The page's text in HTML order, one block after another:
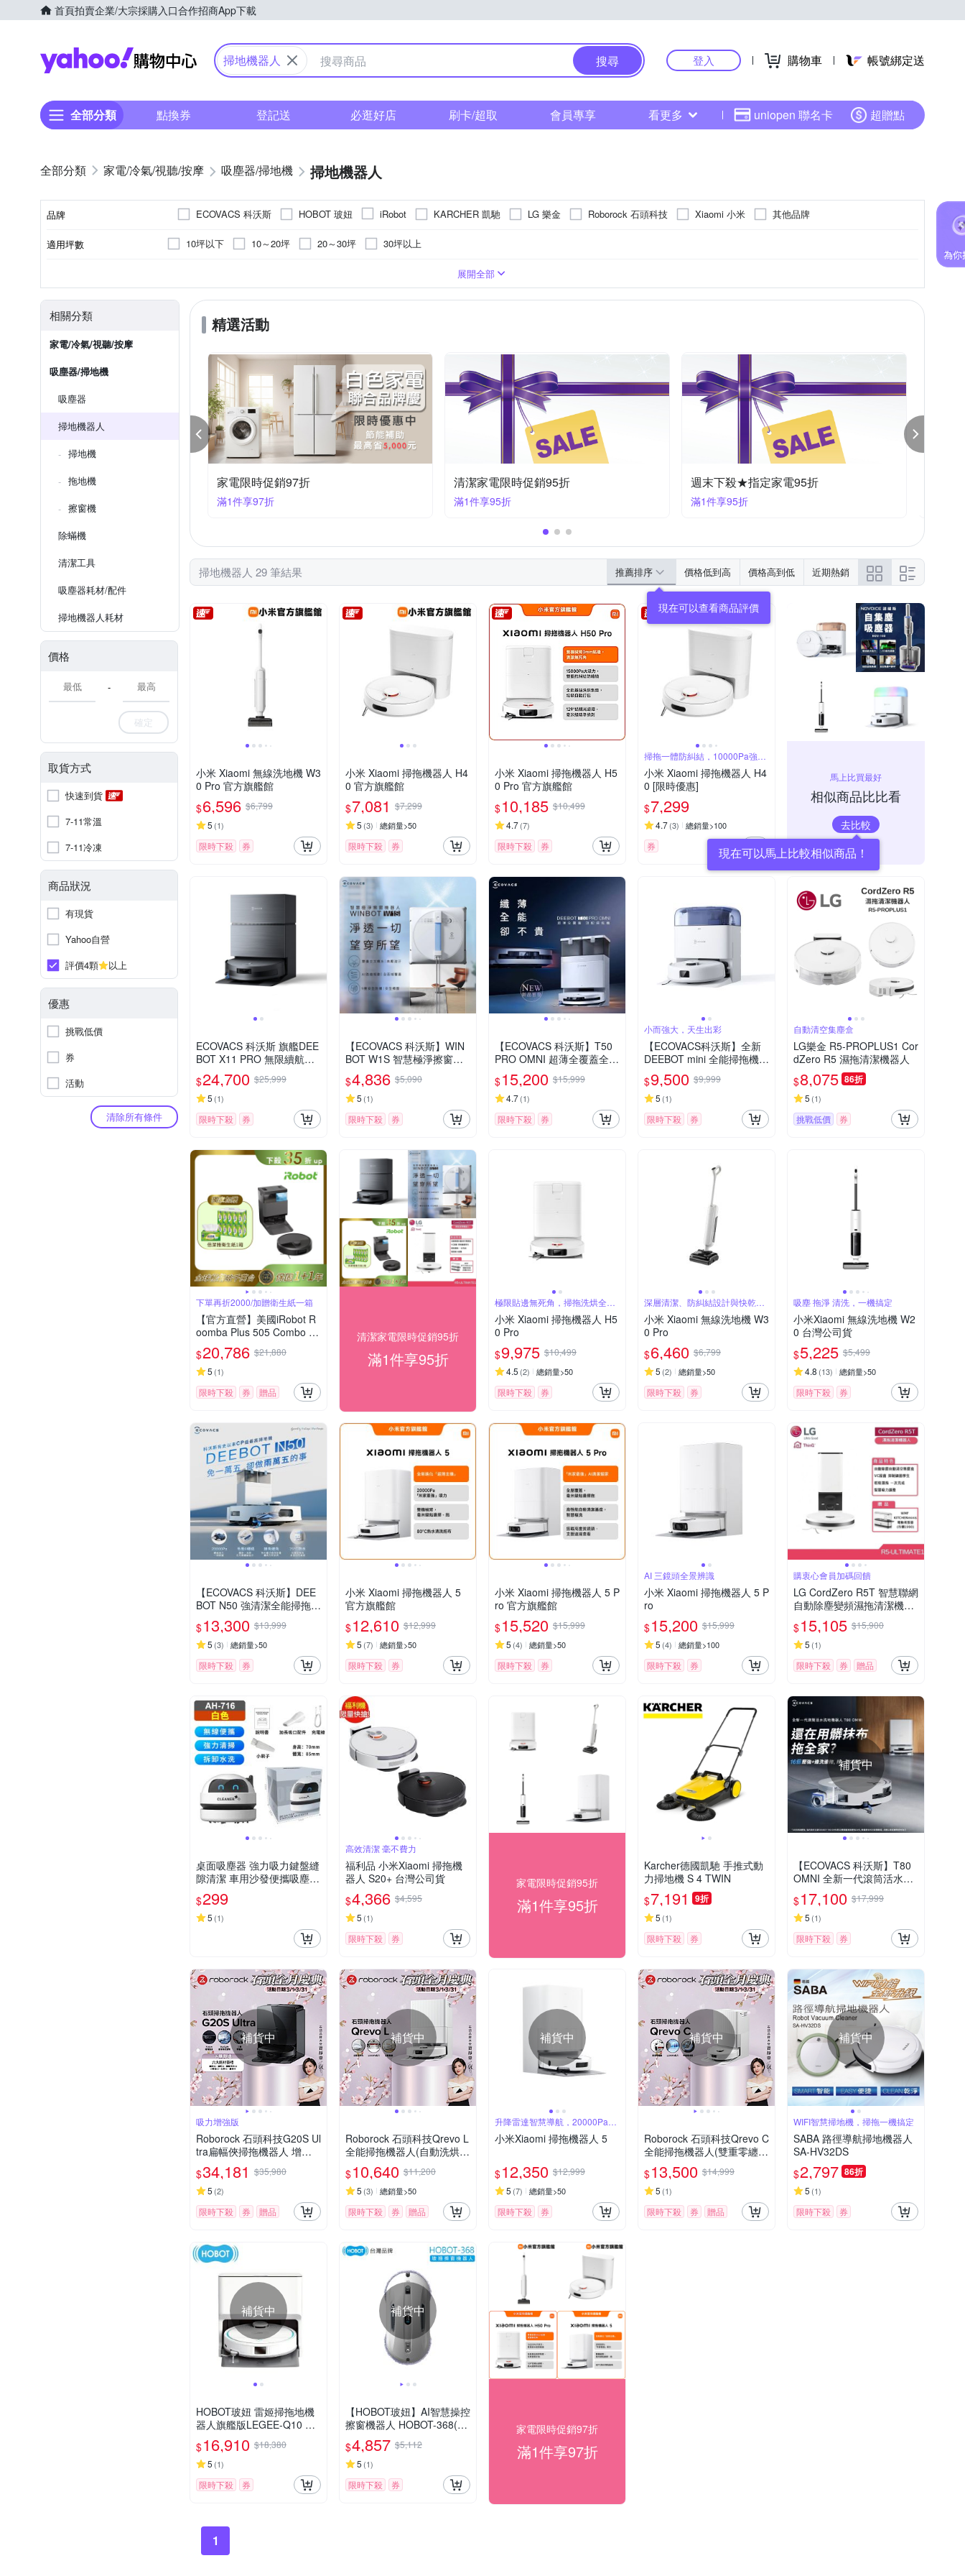
首頁拍賣企業/大宗採購入口合作招商App下載
Yahoo購物中心
掃地機器人 搜尋 登入 購物車 帳號綁定送
全部分類 點換券 登記送 必逛好店 刷卡/超取 會員專享 看更多 uniopen 聯名卡 超贈點
家電/冷氣/視聽/按摩 吸塵器/掃地機 掃地機器人
品牌 ECOVACS 科沃斯 HOBOT 玻妞 iRobot KARCHER 凱馳 LG 樂金 Roborock 石頭科技 Xiaomi 小米 其他品牌
適用坪數 10坪以下 10～20坪 20～30坪 30坪以上
沿牆走 Z字型
展開全部
相關分類
家電/冷氣/視聽/按摩
吸塵器/掃地機
吸塵器
掃地機器人
掃地機
拖地機
擦窗機
除蟎機
清潔工具
吸塵器耗材/配件
掃地機器人耗材
價格
-
確定
取貨方式
快速到貨
7-11常溫
7-11冷凍
商品狀況
有現貨
Yahoo自營
評價4顆
以上
優惠
挑戰低價
券
活動
清除所有條件
精選活動
殺★指定家電95折 清潔家電限時促銷85折
滿1件享85折
家電限時促銷95折
滿1件享95折
清潔家電限時促銷9折
滿1件享9折
掃地機器人 29 筆結果 推薦排序 價格低到高 價格高到低 近期熱銷
小米 Xiaomi 無線洗地機 W3
0 Pro 官方旗艦館
$6,596 $6,799
5 (1)
限時下殺 券
小米 Xiaomi 掃拖機器人 H4
0 官方旗艦館
$7,081 $7,299
5 (3) 總銷量>50
限時下殺 券
小米 Xiaomi 掃拖機器人 H5
0 Pro 官方旗艦館
$10,185 $10,499
4.7(7)
限時下殺 券
掃拖一體防糾結，10000Pa強勁
吸塵
小米 Xiaomi 掃拖機器人 H4
0 [限時優惠]
$7,299
4.7(3) 總銷量>100
券
馬上比買最好
相似商品比比看
去比較
現在可以馬上比較相似商品！
ECOVACS 科沃斯 旗艦DEE
BOT X11 PRO 無限續航滾
筒洗地機器人
$24,700 $25,999
5 (1)
限時下殺 券
【ECOVACS 科沃斯】WIN
BOT W1S 智慧極淨擦窗機
器人
$4,836 $5,090
5 (1)
限時下殺 券
【ECOVACS 科沃斯】T50
PRO OMNI 超薄全覆蓋全能
旗艦掃拖機器人
$15,200 $15,999
4.7(1)
限時下殺 券
小而強大，天生出彩
【ECOVACS科沃斯】全新
DEEBOT mini 全能掃拖機器
人(超小機身/全能基站/毛髮
不纏繞/靜音清潔）
$9,500 $9,999
5 (1)
限時下殺 券
自動清空集塵盒
LG樂金 R5-PROPLUS1 Cor
dZero R5 濕拖清潔機器人
$8,075 86折
5 (1)
挑戰低價 券
下單再折2000/加贈衛生紙一箱
【官方直營】美國iRobot R
oomba Plus 505 Combo 全
能熱旋風延邊掃拖機器人 總
代理保固1+1年
$20,786 $21,880
5 (1)
限時下殺 券 贈品
清潔家電限時促銷95折
滿1件享95折
極限貼邊無死角，掃拖洗烘全能
清潔
小米 Xiaomi 掃拖機器人 H5
0 Pro
$9,975 $10,499
4.5 (2) 總銷量>50
限時下殺 券
深層清潔、防糾結設計與快乾效
果
小米 Xiaomi 無線洗地機 W3
0 Pro
$6,460 $6,799
5 (2) 總銷量>50
限時下殺 券
吸塵 拖淨 清洗，一機搞定
小米Xiaomi 無線洗地機 W2
0 台灣公司貨
$5,225 $5,499
4.8 (13) 總銷量>50
限時下殺 券
【ECOVACS 科沃斯】DEE
BOT N50 強清潔全能掃拖機
器人(20000Pa/雙恆貼邊/全
能基站)
$13,300 $13,999
5 (3) 總銷量>50
限時下殺 券
小米 Xiaomi 掃拖機器人 5
官方旗艦館
$12,610 $12,999
5 (7) 總銷量>50
限時下殺 券
小米 Xiaomi 掃拖機器人 5 P
ro 官方旗艦館
$15,520 $15,999
5 (4) 總銷量>50
限時下殺 券
AI 三鏡頭全景辨識
小米 Xiaomi 掃拖機器人 5 P
ro
$15,200 $15,999
5 (4) 總銷量>100
限時下殺 券
購衷心會員加碼回饋
LG CordZero R5T 智慧聯網
自動除塵變頻濕拖清潔機器
人 R5-ULTIMATE1 贈好禮
$15,105 $15,900
5 (1)
限時下殺 券 贈品
桌面吸塵器 強力吸力鍵盤縫
隙清潔 車用沙發便攜吸塵器
學生辦公清潔神器 迷你無線
USB充電款
$299
5 (1)
高效清潔 毫不費力
福利品 小米Xiaomi 掃拖機
器人 S20+ 台灣公司貨
$4,366 $4,595
5 (1)
限時下殺 券
家電限時促銷95折
滿1件享95折
Karcher德國凱馳 手推式動
力掃地機 S 4 TWIN
$7,191 9折
5 (1)
限時下殺 券
補貨中
【ECOVACS 科沃斯】T80
OMNI 全新一代滾筒活水洗
地機器人 (邊洗邊拖/16倍壓
強/無縫貼邊)
$17,100 $17,999
5 (1)
限時下殺 券
補貨中
吸力增強版
Roborock 石頭科技G20S Ul
tra扁幅俠掃拖機器人 增強
版(7.98超薄/星陣導航/零纏
繞/底盤升降/恆濕拖地/80度
熱水洗/22000PA)
$34,181 $35,980
5 (2)
限時下殺 券 贈品
補貨中
Roborock 石頭科技Qrevo L
全能掃拖機器人(自動洗烘拖
布/自動集塵/10000Pa吸力/
零纏繞邊刷)
$10,640 $11,200
5 (3) 總銷量>50
限時下殺 券 贈品
補貨中
升降雷達智慧導航，20000Pa鯨
吞吸力
小米Xiaomi 掃拖機器人 5
$12,350 $12,999
5 (7) 總銷量>50
限時下殺 券
補貨中
Roborock 石頭科技Qrevo C
全能掃拖機器人(雙重零纏
繞/12000Pa吸力/伸縮機械
臂/45度烘乾)
$13,500 $14,999
5 (1)
限時下殺 券 贈品
補貨中
WIFI智慧掃地機，掃拖一機搞定
SABA 路徑導航掃地機器人
SA-HV32DS
$2,797 86折
5 (1)
限時下殺 券
補貨中
HOBOT玻妞 雷姬掃拖地機
器人旗艦版LEGEE-Q10 Pro
$16,910 $18,380
5 (1)
限時下殺 券
補貨中
【HOBOT玻妞】AI智慧操控
擦窗機器人 HOBOT-368(適
應各種表面/APP搖控/擦窗
機/擦玻璃機)
$4,857 $5,112
5 (1)
限時下殺 券
家電限時促銷97折
滿1件享97折
1